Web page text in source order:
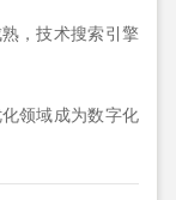
，技术搜索引擎
领域成为数字化